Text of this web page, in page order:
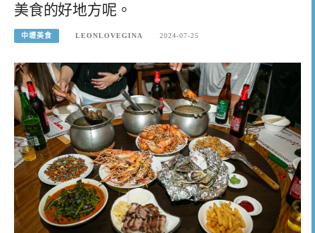
美食的好地方呢。
中壢美食 LEONLOVEGINA 2024-07-25